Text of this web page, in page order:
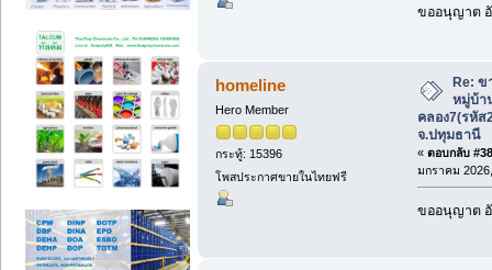
ขออนุญาต
homeline
Hero Member
กระทู้: 15396
โพสประกาศขายในไทยฟรี
Re: ข
หมู่บ้า
คลอง7(รหัส
จ.ปทุมธานี
« ตอบกลับ
มกราคม
ขออนุญาต